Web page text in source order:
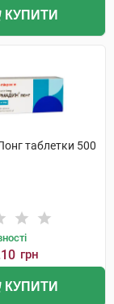
КУПИТИ
таблетки 500
грн
КУПИТИ